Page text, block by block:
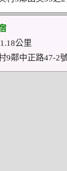
公里
9鄰中正路47-2